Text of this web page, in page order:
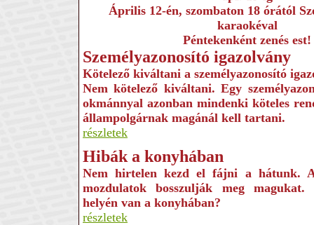
Április 12-én, szombaton 18 órától
karaokéval
Péntekenként zenés est!
Személyazonosító igazolvány
Kötelező kiváltani a személyazonosító
Nem kötelező kiváltani. Egy
okmánnyal azonban mindenki köteles
állampolgárnak magánál kell tartani.
részletek
Hibák a konyhában
Nem hirtelen kezd el fájni a hátunk.
mozdulatok bosszulják meg
helyén van a konyhában?
részletek